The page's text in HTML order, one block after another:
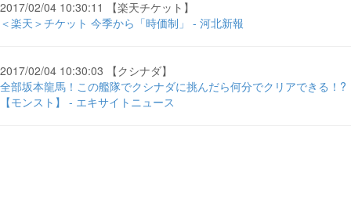
2017/02/04 10:30:11 【楽天チケット】
＜楽天＞チケット 今季から「時価制」 - 河北新報
2017/02/04 10:30:03 【クシナダ】
全部坂本龍馬！この艦隊でクシナダに挑んだら何分でクリアできる！?
【モンスト】 - エキサイトニュース